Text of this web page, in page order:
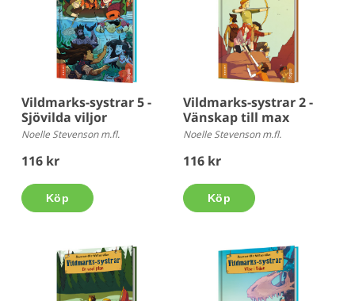
Vildmarks-systrar 5 -
Sjövilda viljor
Noelle Stevenson m.fl.
116 kr
Köp
Vildmarks-systrar 2 -
Vänskap till max
Noelle Stevenson m.fl.
116 kr
Köp